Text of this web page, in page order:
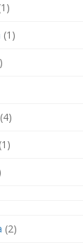
(1)
(4)
(1)
(2)